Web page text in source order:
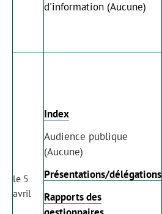
d'information (Aucune)
le 5
avril
Index
Audience publique
(Aucune)
Présentations/délégations
Rapports des